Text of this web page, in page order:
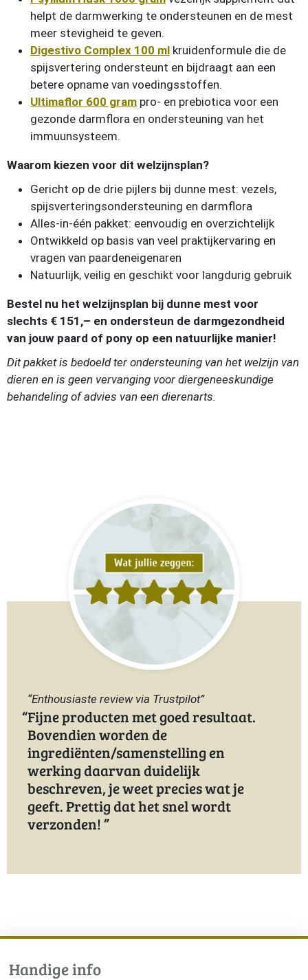
helpt de darmwerking te ondersteunen en de mest
meer stevigheid te geven.
Digestivo Complex 100 ml kruidenformule die de
spijsvertering ondersteunt en bijdraagt aan een
betere opname van voedingsstoffen.
Ultimaflor 600 gram pro- en prebiotica voor een
gezonde darmflora en ondersteuning van het
immuunsysteem.
Waarom kiezen voor dit welzijnsplan?
Gericht op de drie pijlers bij dunne mest: vezels,
spijsverteringsondersteuning en darmflora
Alles-in-één pakket: eenvoudig en overzichtelijk
Ontwikkeld op basis van veel praktijkervaring en
vragen van paardeneigenaren
Natuurlijk, veilig en geschikt voor langdurig gebruik
Bestel nu het welzijnsplan bij dunne mest voor
slechts € 151,– en ondersteun de darmgezondheid
van jouw paard of pony op een natuurlijke manier!
Dit pakket is bedoeld ter ondersteuning van het welzijn van
dieren en is geen vervanging voor diergeneeskundige
behandeling of advies van een dierenarts.
“Enthousiaste review via Trustpilot”
Fijne producten met goed resultaat.
Bovendien worden de
ingrediënten/samenstelling en
werking daarvan duidelijk
beschreven, je weet precies wat je
geeft. Prettig dat het snel wordt
verzonden!
Handige info